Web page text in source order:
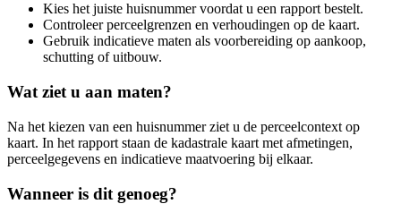
Kies het juiste huisnummer voordat u een rapport bestelt.
Controleer perceelgrenzen en verhoudingen op de kaart.
Gebruik indicatieve maten als voorbereiding op aankoop,
schutting of uitbouw.
Wat ziet u aan maten?
Na het kiezen van een huisnummer ziet u de perceelcontext op
kaart. In het rapport staan de kadastrale kaart met afmetingen,
perceelgegevens en indicatieve maatvoering bij elkaar.
Wanneer is dit genoeg?